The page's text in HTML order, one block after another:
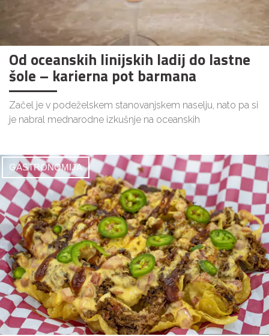
Od oceanskih linijskih ladij do lastne
šole – karierna pot barmana
Začel je v podeželskem stanovanjskem naselju, nato pa si
je nabral mednarodne izkušnje na oceanskih
GASTRONOMIJA